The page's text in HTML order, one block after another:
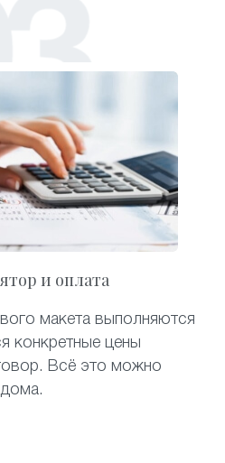
и оплата
макета выполняются
конкретные цены
Всё это можно